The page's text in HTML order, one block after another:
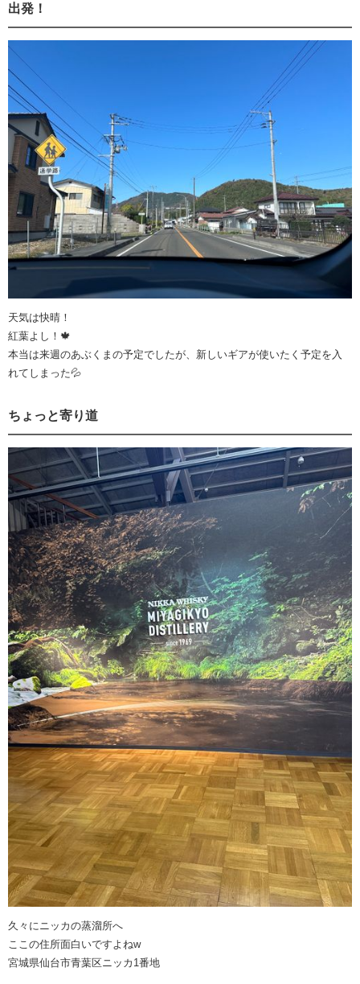
出発！
天気は快晴！
紅葉よし！🍁
本当は来週のあぶくまの予定でしたが、新しいギアが使いたく予定を入
れてしまった💦
ちょっと寄り道
久々にニッカの蒸溜所へ
ここの住所面白いですよねw
宮城県仙台市青葉区ニッカ1番地